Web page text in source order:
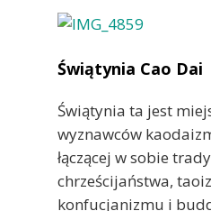
Świątynia Cao Dai
Świątynia ta jest
wyznawców
łączącej w sobie
chrześcijaństwa,
konfucjanizmu i